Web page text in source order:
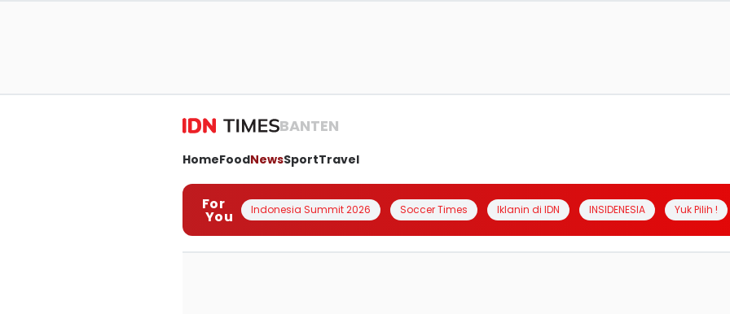
BANTEN
HomeFoodNewsSportTravel
For
You Indonesia Summit 2026 Soccer Times Iklanin di IDN INSIDENESIA Yuk Pilih !